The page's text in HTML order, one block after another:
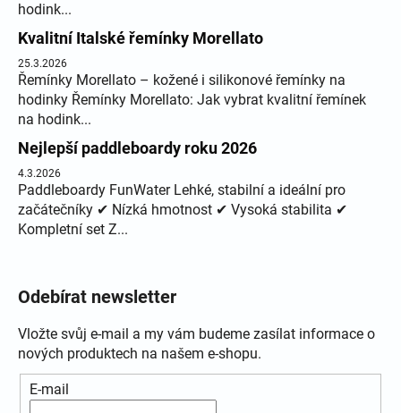
hodink...
Kvalitní Italské řemínky Morellato
25.3.2026
Řemínky Morellato – kožené i silikonové řemínky na
hodinky Řemínky Morellato: Jak vybrat kvalitní řemínek
na hodink...
Nejlepší paddleboardy roku 2026
4.3.2026
Paddleboardy FunWater Lehké, stabilní a ideální pro
začátečníky ✔ Nízká hmotnost ✔ Vysoká stabilita ✔
Kompletní set Z...
Odebírat newsletter
Vložte svůj e-mail a my vám budeme zasílat informace o
nových produktech na našem e-shopu.
E-mail